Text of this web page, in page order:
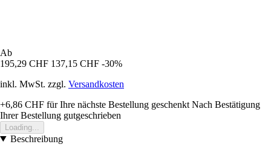
Ab
195,29 CHF 137,15 CHF -30%
inkl. MwSt. zzgl. Versandkosten
+6,86 CHF für Ihre nächste Bestellung geschenkt Nach Bestätigung
Ihrer Bestellung gutgeschrieben
Loading...
Beschreibung